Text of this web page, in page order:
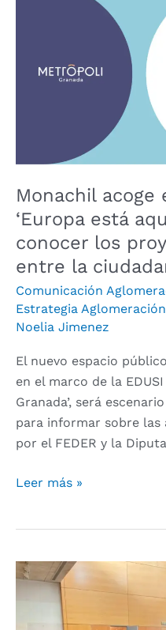
Monachil acoge
‘Europa está
conocer los
entre la
Comunicación
Estrategia
Noelia Jimenez
El nuevo espacio
en el marco de la
Granada’, será
para informar sobre las
por el FEDER y la
‘Europa
conocer
los
proyectos
europeos
la
ciudadanía
Leer más »
Diputación
impulsa